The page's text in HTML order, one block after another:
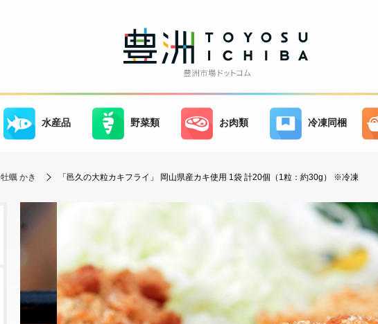
水産品 野菜類 お肉類 冷凍同梱
牡蠣 かき 「邑久の大粒カキフライ」 岡山県産カキ使用 1袋 計20個（1粒：約30g） ※冷凍